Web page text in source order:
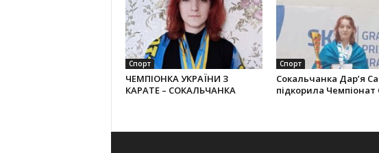
Спорт
ЧЕМПІОНКА УКРАЇНИ З
КАРАТЕ – СОКАЛЬЧАНКА
Спорт
Сокальчанка Дар’я
підкорила Чемпіонат